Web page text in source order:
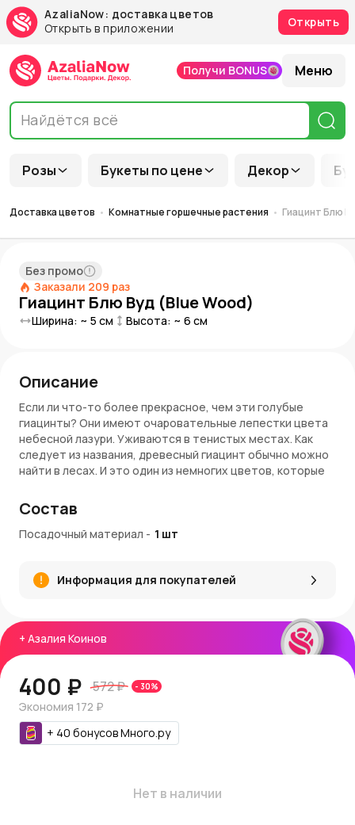
AzaliaNow: доставка цветов
Открыть в приложении
Открыть
Розы Букеты по цене Декор
Получи BONUS Меню
Доставка цветов Комнатные горшечные растения Гиацинт Блю
Без промо
Заказали 209 раз
Гиацинт Блю Вуд (Blue Wood)
Ширина: ~ 5 см Высота: ~ 6 см
+ Азалия Коинов
400 ₽ 572 ₽ - 30%
Экономия 172 ₽
+ 40 бонусовМного.ру
Нет в наличии
Описание
Если ли что-то более прекрасное, чем эти голубые
гиацинты? Они имеют очаровательные лепестки цвета
небесной лазури. Уживаются в тенистых местах. Как
следует из названия, древесный гиацинт обычно можно
найти в лесах. И это один из немногих цветов, которые
Растения требуют небольшого ухода. После высадки
эти красавцы будут украшать ваш сад своими синими
цветами каждую весну!
Внимание!
На доставку некоторых экземпляров может
входит 1 луковица.
Состав
Посадочный материал - 1 шт
Информация для покупателей